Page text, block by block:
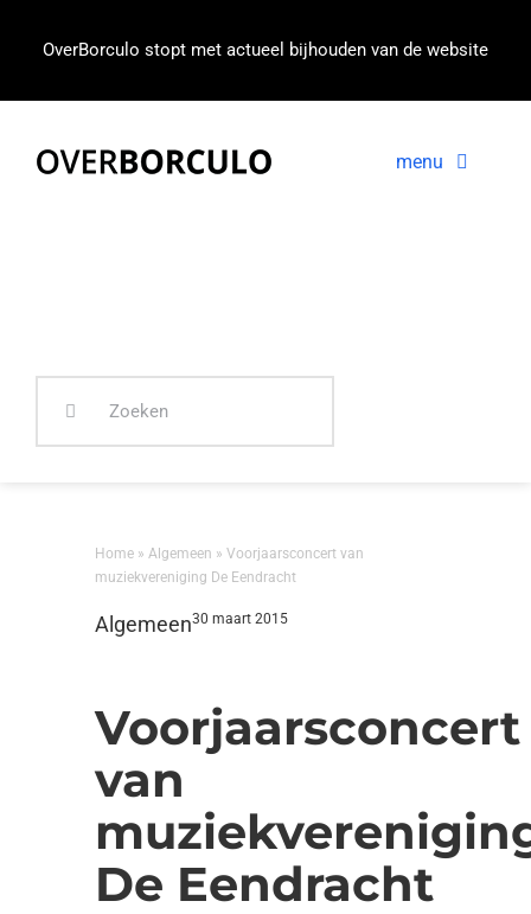
OverBorculo stopt met actueel bijhouden van de website
menu
Home »Algemeen »Voorjaarsconcert van
muziekvereniging De Eendracht
Algemeen30 maart 2015
Voorjaarsconcert
van
De Eendracht